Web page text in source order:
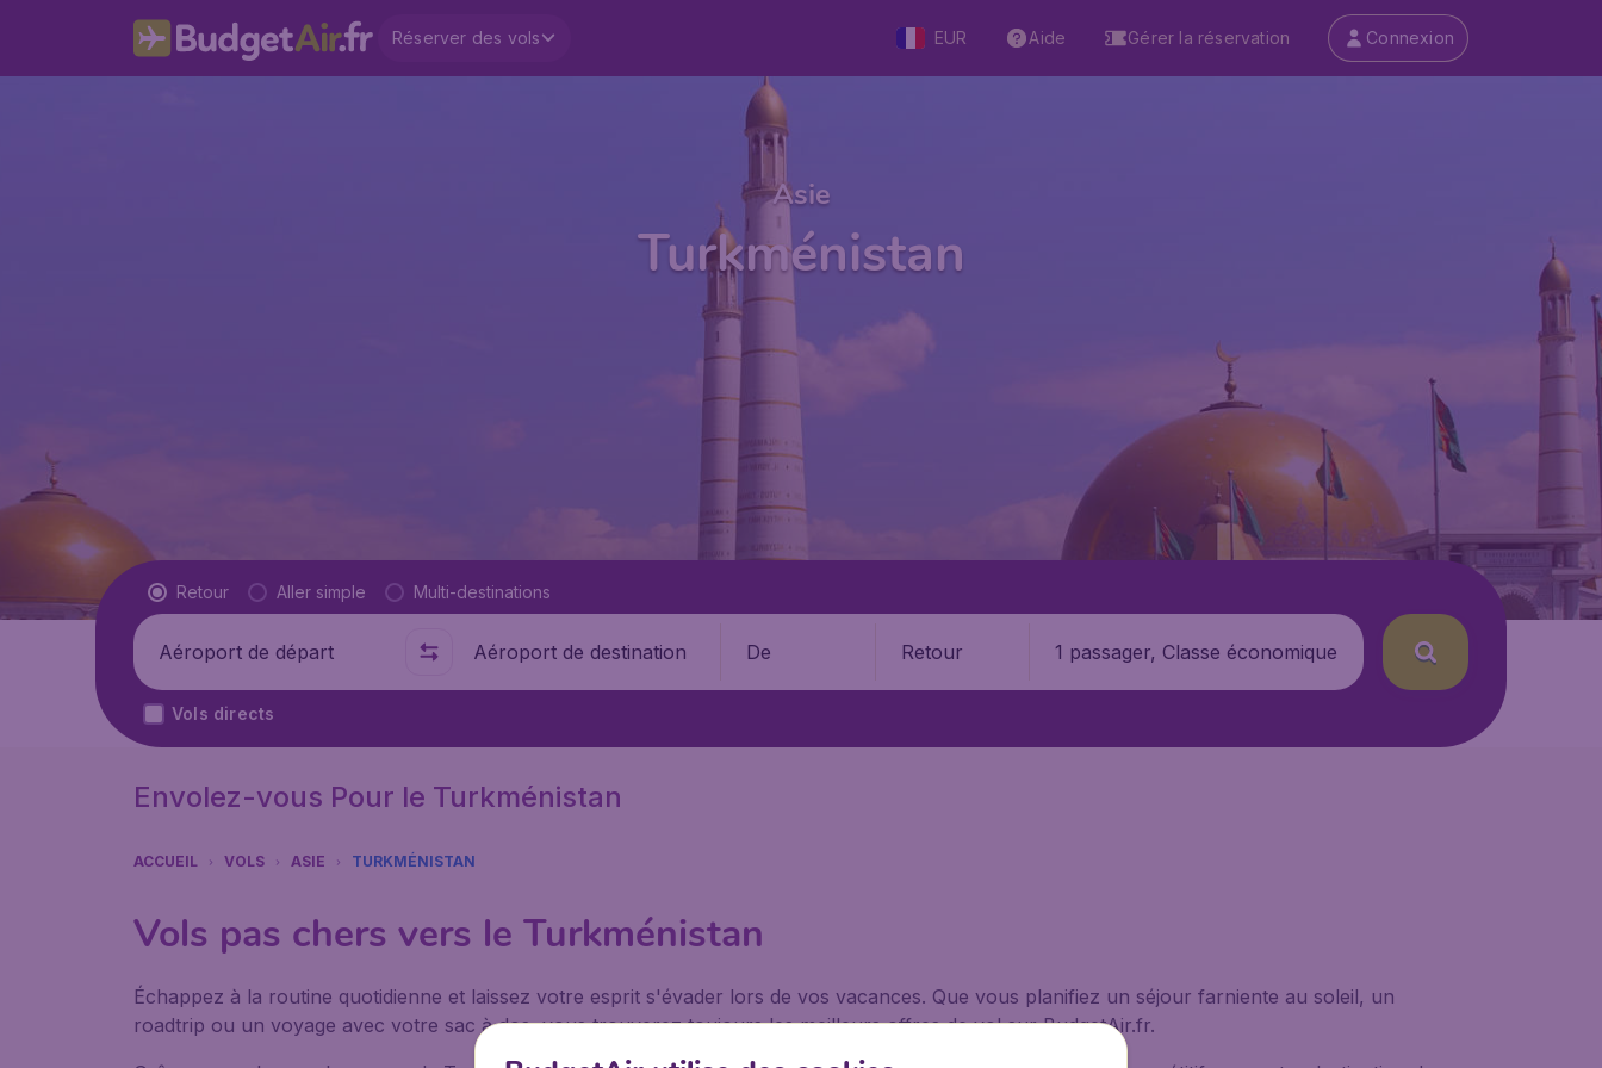
Réserver des vols EUR Aide Gérer la réservation Connexion
Asie
Turkménistan
Type de vol
Retour Aller simple Multi-destinations
Départ de Où De Retour 1 passager, Classe économique
Vols directs
Envolez-vous Pour le Turkménistan
ACCUEIL VOLS ASIE TURKMÉNISTAN
Vols pas chers vers le Turkménistan
Échappez à la routine quotidienne et laissez votre esprit s'évader lors de vos vacances. Que vous planifiez un séjour farniente au soleil, un
roadtrip ou un voyage avec votre sac à dos, vous trouverez toujours les meilleurs offres de vol sur BudgetAir.fr.